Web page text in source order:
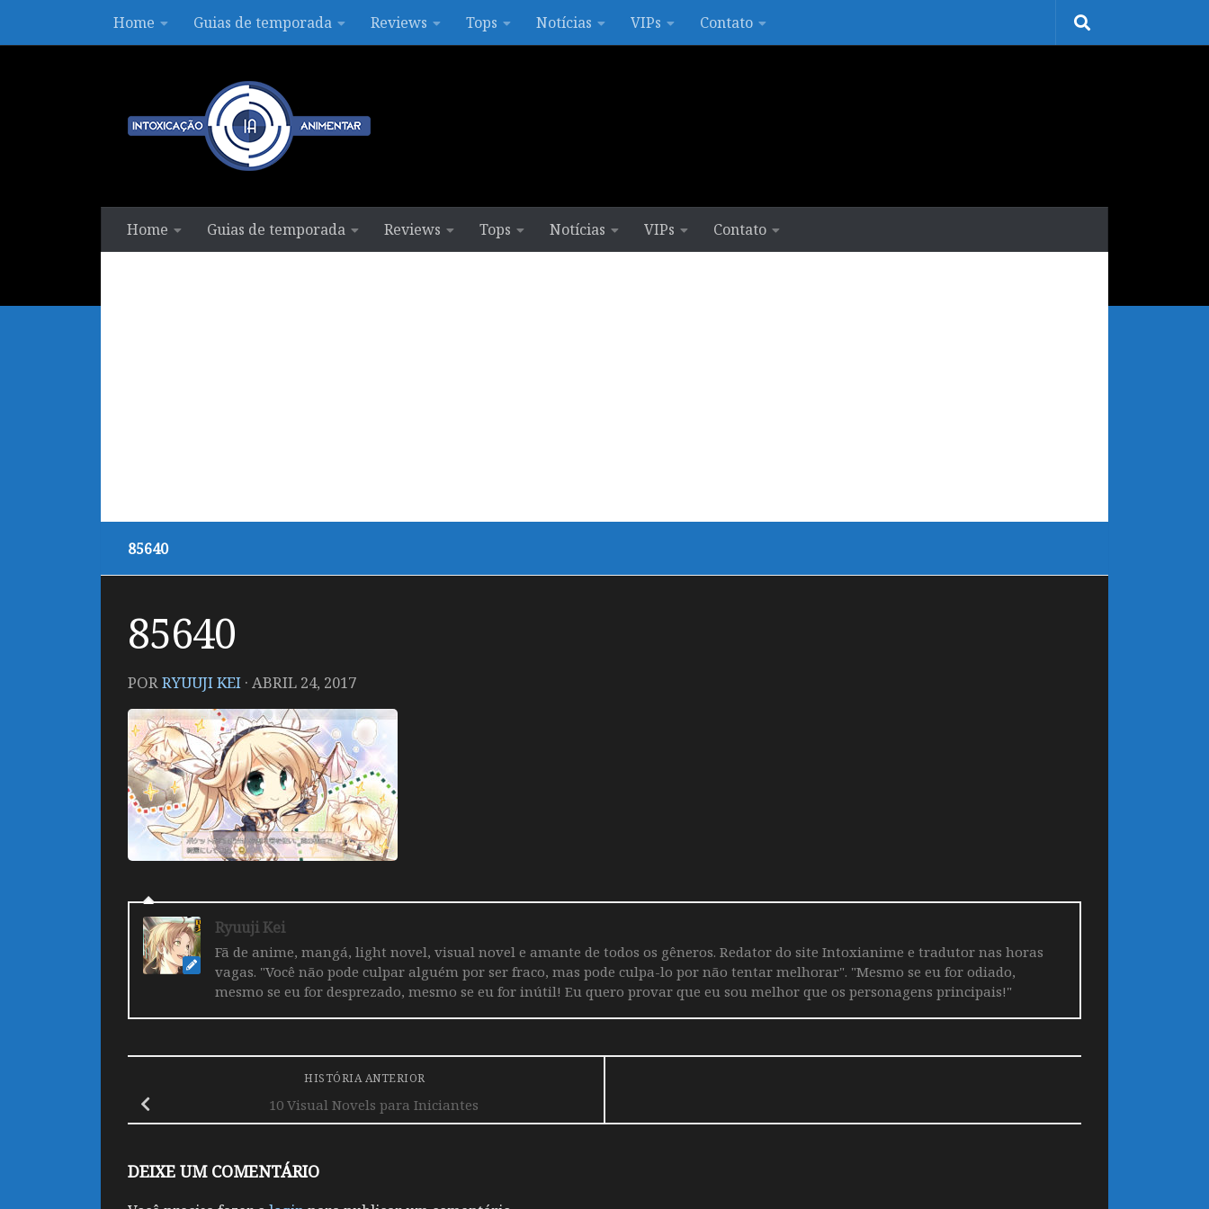
Skip to contentHome Guias de temporada Reviews Tops Notícias VIPs Contato
Home Guias de temporada Reviews Tops Notícias VIPs Contato
85640
85640
PORRYUUJI KEI · ABRIL 24, 2017
Ryuuji Kei
Fã de anime, mangá, light novel, visual novel e amante de todos os gêneros. Redator do site Intoxianime e tradutor nas horas
vagas. "Você não pode culpar alguém por ser fraco, mas pode culpa-lo por não tentar melhorar". "Mesmo se eu for odiado,
mesmo se eu for desprezado, mesmo se eu for inútil! Eu quero provar que eu sou melhor que os personagens principais!"
HISTÓRIA ANTERIOR
10 Visual Novels para Iniciantes
DEIXE UM COMENTÁRIO